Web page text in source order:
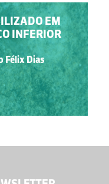
EM
INFERIOR
Félix Dias